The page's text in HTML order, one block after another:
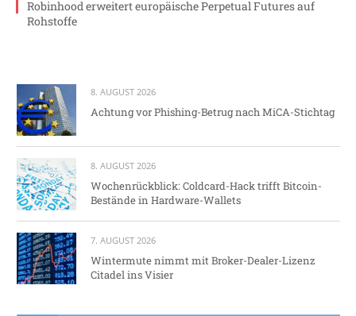
Robinhood erweitert europäische Perpetual Futures auf
Rohstoffe
8. AUGUST 2026
Achtung vor Phishing-Betrug nach MiCA-Stichtag
8. AUGUST 2026
Wochenrückblick: Coldcard-Hack trifft Bitcoin-
Bestände in Hardware-Wallets
7. AUGUST 2026
Wintermute nimmt mit Broker-Dealer-Lizenz
Citadel ins Visier